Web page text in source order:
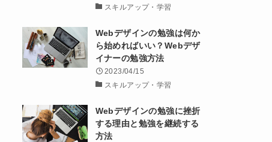
スキルアップ・学習
Webデザインの勉強は何か
ら始めればいい？Webデザ
イナーの勉強方法
2023/04/15
スキルアップ・学習
Webデザインの勉強に挫折
する理由と勉強を継続する
方法